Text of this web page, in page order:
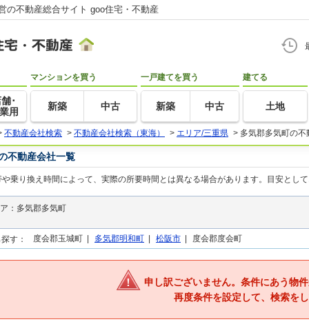
の不動産総合サイト goo住宅・不動産
･
用
マンションを買う
新築 中古
一戸建てを買う
新築 中古
建てる
土地
不動産会社検索 > 不動産会社検索（東海） > エリア/三重県 > 多気郡多気町の
不動産会社一覧
乗り換え時間によって、実際の所要時間とは異なる場合があります。目安として
：多気郡多気町
す： 度会郡玉城町 | 多気郡明和町 | 松阪市 | 度会郡度会町
申し訳ございません。条件にあう物
再度条件を設定して、検索をし